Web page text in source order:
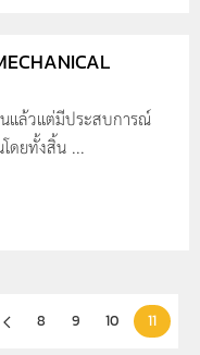
แล้วแต่มีประสบการณ์
ดยทั้งสิ้น ...
8 9 10 11